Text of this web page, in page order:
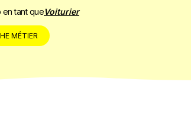
MÉTIER
en tant queVoiturier